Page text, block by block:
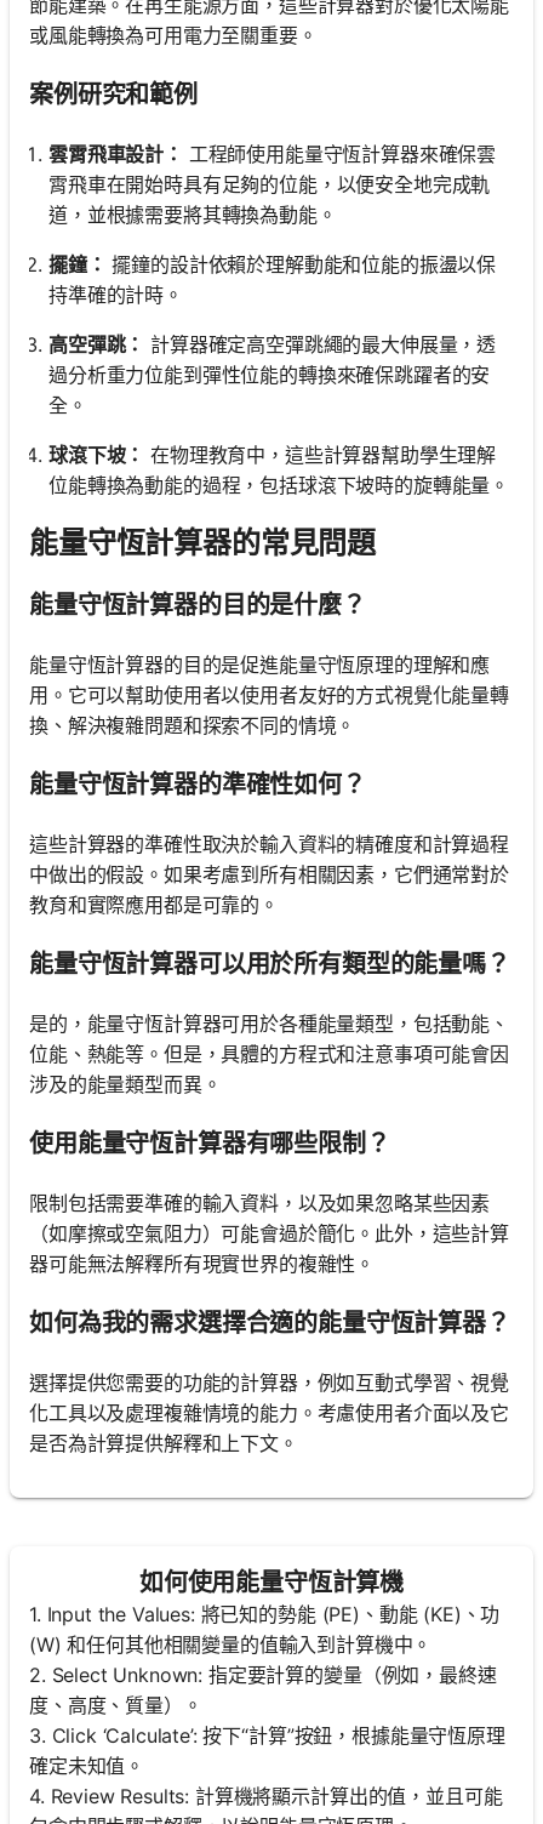
或風能轉換為可用電力至關重要。
案例研究和範例
雲霄飛車設計： 工程師使用能量守恆計算器來確保雲
霄飛車在開始時具有足夠的位能，以便安全地完成軌
道，並根據需要將其轉換為動能。
擺鐘： 擺鐘的設計依賴於理解動能和位能的振盪以保
持準確的計時。
高空彈跳： 計算器確定高空彈跳繩的最大伸展量，透
過分析重力位能到彈性位能的轉換來確保跳躍者的安
全。
球滾下坡： 在物理教育中，這些計算器幫助學生理解
位能轉換為動能的過程，包括球滾下坡時的旋轉能量。
能量守恆計算器的常見問題
能量守恆計算器的目的是什麼？
能量守恆計算器的目的是促進能量守恆原理的理解和應
用。它可以幫助使用者以使用者友好的方式視覺化能量轉
換、解決複雜問題和探索不同的情境。
能量守恆計算器的準確性如何？
這些計算器的準確性取決於輸入資料的精確度和計算過程
中做出的假設。如果考慮到所有相關因素，它們通常對於
教育和實際應用都是可靠的。
能量守恆計算器可以用於所有類型的能量嗎？
是的，能量守恆計算器可用於各種能量類型，包括動能、
位能、熱能等。但是，具體的方程式和注意事項可能會因
涉及的能量類型而異。
使用能量守恆計算器有哪些限制？
限制包括需要準確的輸入資料，以及如果忽略某些因素
（如摩擦或空氣阻力）可能會過於簡化。此外，這些計算
器可能無法解釋所有現實世界的複雜性。
如何為我的需求選擇合適的能量守恆計算器？
選擇提供您需要的功能的計算器，例如互動式學習、視覺
化工具以及處理複雜情境的能力。考慮使用者介面以及它
是否為計算提供解釋和上下文。
如何使用能量守恆計算機
1. Input the Values: 將已知的勢能 (PE)、動能 (KE)、功
(W) 和任何其他相關變量的值輸入到計算機中。
2. Select Unknown: 指定要計算的變量（例如，最終速
度、高度、質量）。
3. Click ‘Calculate’: 按下“計算”按鈕，根據能量守恆原理
確定未知值。
4. Review Results: 計算機將顯示計算出的值，並且可能